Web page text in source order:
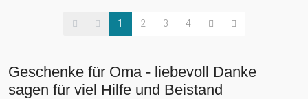
1 2 3 4
Geschenke für Oma - liebevoll Danke
sagen für viel Hilfe und Beistand